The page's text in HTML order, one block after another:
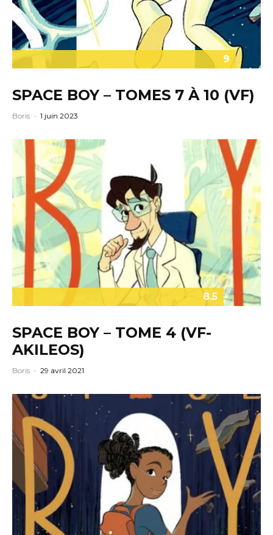
9
SPACE BOY – TOMES 7 À 10 (VF)
Boris · 1 juin 2023
8.5
SPACE BOY – TOME 4 (VF-
AKILEOS)
Boris · 29 avril 2021